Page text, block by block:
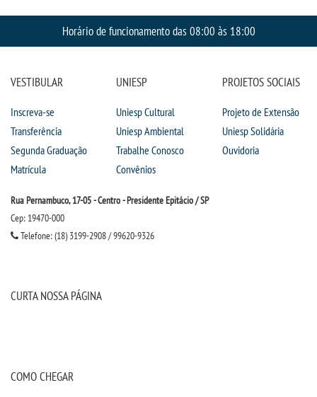
Horário de funcionamento das 08:00 às 18:00
VESTIBULAR
Inscreva-se
Transferência
Segunda Graduação
Matrícula
UNIESP
Uniesp Cultural
Uniesp Ambiental
Trabalhe Conosco
Convênios
PROJETOS SOCIAIS
Projeto de Extensão
Uniesp Solidária
Ouvidoria
Rua Pernambuco, 17-05 - Centro - Presidente Epitácio / SP
Cep: 19470-000
Telefone: (18) 3199-2908 / 99620-9326
CURTA NOSSA PÁGINA
COMO CHEGAR